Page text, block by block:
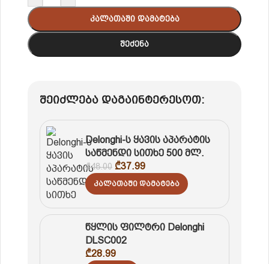
Კალათაში Დამატება
Შეძენა
შეიძლება დაგაინტერესოთ:
Delonghi-ს ყავის აპარატის
საწმენდი სითხე 500 მლ.
₾48.00 ₾37.99
Კალათაში Დამატება
წყლის ფილტრი Delonghi
DLSC002
₾28.99